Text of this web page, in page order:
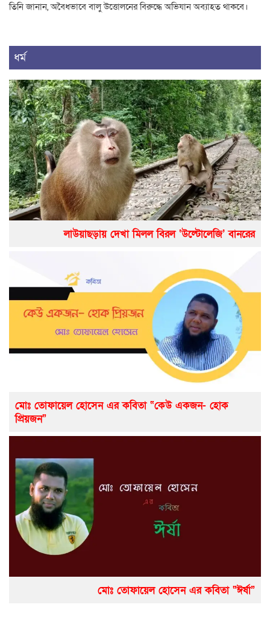
তিনি জানান, অবৈধভাবে বালু উত্তোলনের বিরুদ্ধে অভিযান অব্যাহত থাকবে।
ধর্ম
লাউয়াছড়ায় দেখা মিলল বিরল ‘উল্টোলেজি’ বানরের
মোঃ তোফায়েল হোসেন এর কবিতা “কেউ একজন- হোক
প্রিয়জন”
মোঃ তোফায়েল হোসেন এর কবিতা “ঈর্ষা”